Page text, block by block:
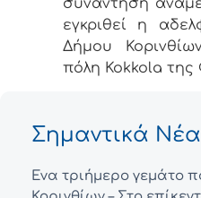
συνάντηση
εγκριθεί η
Δήμου
πόλη Kokkola της
Σημαντικά Νέα
Ένα τριήμερο γεμάτο